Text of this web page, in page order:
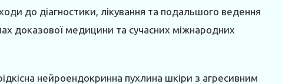
до діагностики, лікування та подальшого ведення
доказової медицини та сучасних міжнародних
нейроендокринна пухлина шкіри з агресивним